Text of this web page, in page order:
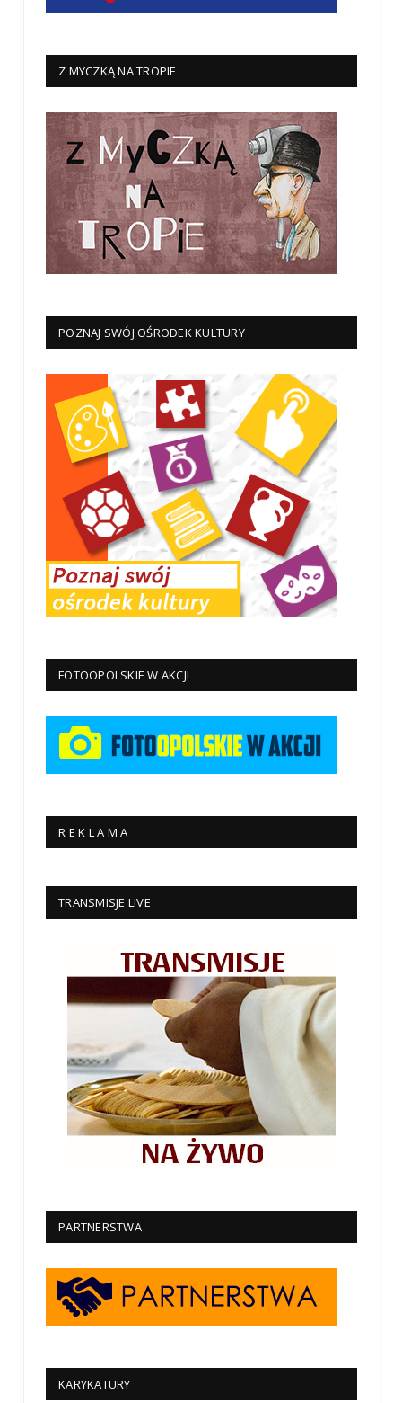
Z MYCZKĄ NA TROPIE
POZNAJ SWÓJ OŚRODEK KULTURY
FOTOOPOLSKIE W AKCJI
R E K L A M A
TRANSMISJE LIVE
PARTNERSTWA
KARYKATURY